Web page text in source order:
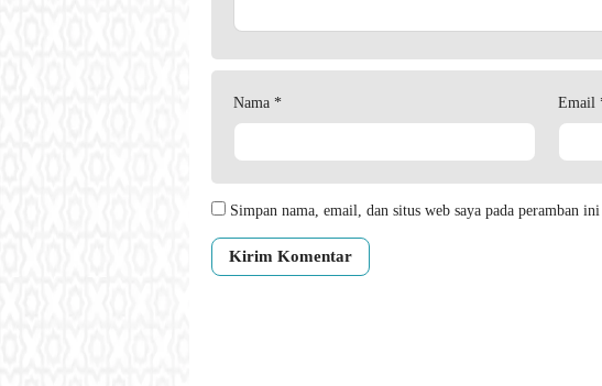
Nama * Email
Simpan nama, email, dan situs web saya pada peramban